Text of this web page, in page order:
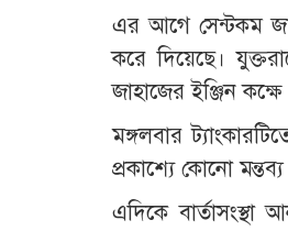
এর আগে সেন্টকম
করে দিয়েছে।
জাহাজের ইঞ্জিন
মঙ্গলবার
প্রকাশ্যে কোনো
এদিকে